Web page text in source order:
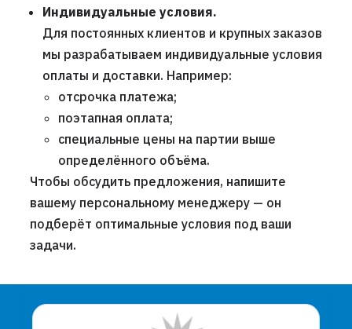
Индивидуальные условия.
Для постоянных клиентов и крупных заказов
мы разрабатываем индивидуальные условия
оплаты и доставки. Например:
отсрочка платежа;
поэтапная оплата;
специальные цены на партии выше
определённого объёма.
Чтобы обсудить предложения, напишите
вашему персональному менеджеру — он
подберёт оптимальные условия под ваши
задачи.